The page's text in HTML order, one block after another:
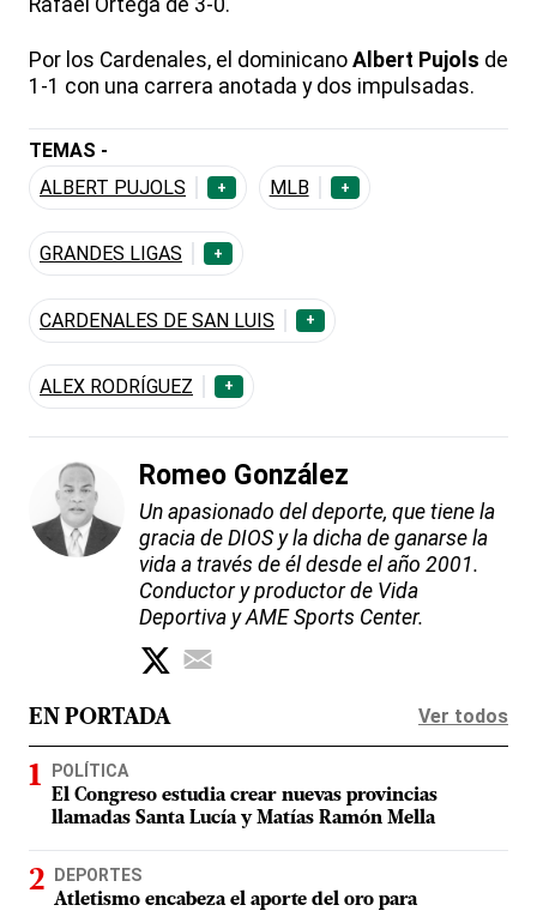
Rafael Ortega de 3-0.
Por los Cardenales, el dominicano Albert Pujols de
1-1 con una carrera anotada y dos impulsadas.
TEMAS -
ALBERT PUJOLS
+ MLB +
GRANDES LIGAS +
CARDENALES DE SAN LUIS +
ALEX RODRÍGUEZ +
Romeo González
Un apasionado del deporte, que tiene la
gracia de DIOS y la dicha de ganarse la
vida a través de él desde el año 2001.
Conductor y productor de Vida
Deportiva y AME Sports Center.
EN PORTADA Ver todos
POLÍTICA
El Congreso estudia crear nuevas provincias
llamadas Santa Lucía y Matías Ramón Mella
DEPORTES
Atletismo encabeza el aporte del oro para